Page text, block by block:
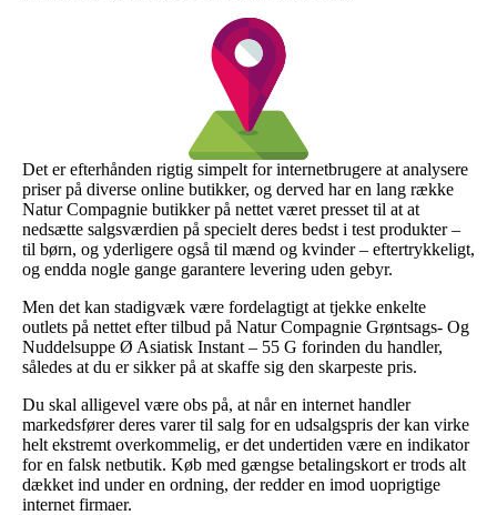
Det er efterhånden rigtig simpelt for internetbrugere at analysere
priser på diverse online butikker, og derved har en lang række
Natur Compagnie butikker på nettet været presset til at at
nedsætte salgsværdien på specielt deres bedst i test produkter –
til børn, og yderligere også til mænd og kvinder – eftertrykkeligt,
og endda nogle gange garantere levering uden gebyr.
Men det kan stadigvæk være fordelagtigt at tjekke enkelte
outlets på nettet efter tilbud på Natur Compagnie Grøntsags- Og
Nuddelsuppe Ø Asiatisk Instant – 55 G forinden du handler,
således at du er sikker på at skaffe sig den skarpeste pris.
Du skal alligevel være obs på, at når en internet handler
markedsfører deres varer til salg for en udsalgspris der kan virke
helt ekstremt overkommelig, er det undertiden være en indikator
for en falsk netbutik. Køb med gængse betalingskort er trods alt
dækket ind under en ordning, der redder en imod uoprigtige
internet firmaer.